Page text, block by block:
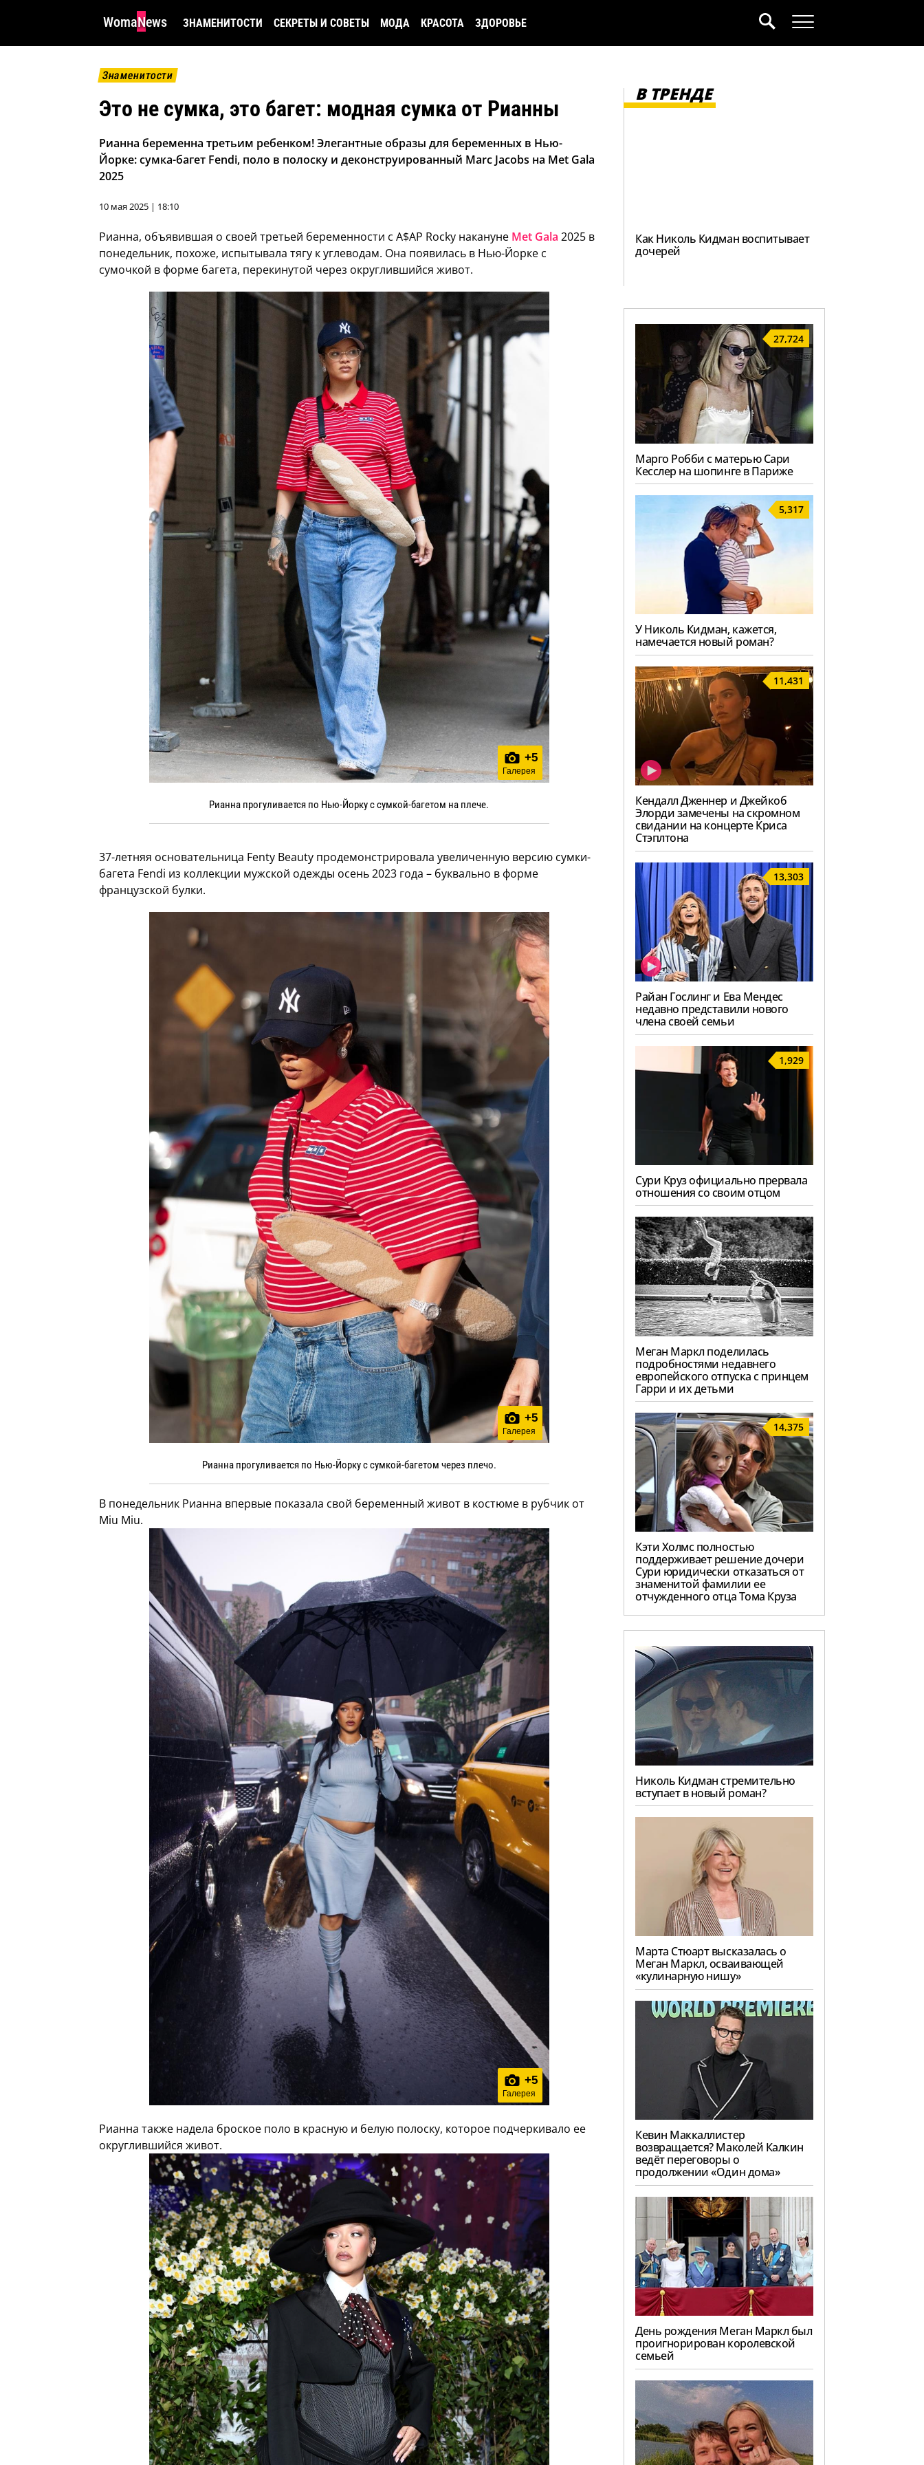
WomaNews ЗНАМЕНИТОСТИ СЕКРЕТЫ И СОВЕТЫ МОДА КРАСОТА ЗДОРОВЬЕ
Знаменитости
Это не сумка, это багет: модная сумка от Рианны
Рианна беременна третьим ребенком! Элегантные образы для беременных в Нью-
Йорке: сумка-багет Fendi, поло в полоску и деконструированный Marc Jacobs на Met Gala
2025
10 мая 2025 | 18:10
Рианна, объявившая о своей третьей беременности с A$AP Rocky накануне Met Gala 2025 в
понедельник, похоже, испытывала тягу к углеводам. Она появилась в Нью-Йорке с
сумочкой в форме багета, перекинутой через округлившийся живот.
+5
Галерея
Рианна прогуливается по Нью-Йорку с сумкой-багетом на плече.
37-летняя основательница Fenty Beauty продемонстрировала увеличенную версию сумки-
багета Fendi из коллекции мужской одежды осень 2023 года – буквально в форме
французской булки.
+5
Галерея
Рианна прогуливается по Нью-Йорку с сумкой-багетом через плечо.
В понедельник Рианна впервые показала свой беременный живот в костюме в рубчик от
Miu Miu.
+5
Галерея
Рианна также надела броское поло в красную и белую полоску, которое подчеркивало ее
округлившийся живот.
В ТРЕНДЕ
Как Николь Кидман воспитывает
дочерей
27,724
Марго Робби с матерью Сари
Кесслер на шопинге в Париже
5,317
У Николь Кидман, кажется,
намечается новый роман?
11,431
Кендалл Дженнер и Джейкоб
Элорди замечены на скромном
свидании на концерте Криса
Стэплтона
13,303
Райан Гослинг и Ева Мендес
недавно представили нового
члена своей семьи
1,929
Сури Круз официально прервала
отношения со своим отцом
Меган Маркл поделилась
подробностями недавнего
европейского отпуска с принцем
Гарри и их детьми
14,375
Кэти Холмс полностью
поддерживает решение дочери
Сури юридически отказаться от
знаменитой фамилии ее
отчужденного отца Тома Круза
Николь Кидман стремительно
вступает в новый роман?
Марта Стюарт высказалась о
Меган Маркл, осваивающей
«кулинарную нишу»
Кевин Маккаллистер
возвращается? Маколей Калкин
ведёт переговоры о
продолжении «Один дома»
День рождения Меган Маркл был
проигнорирован королевской
семьей